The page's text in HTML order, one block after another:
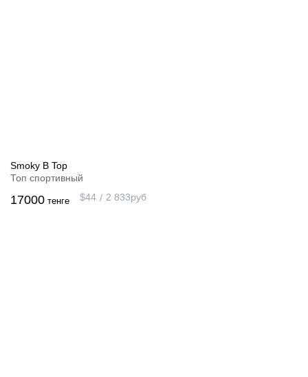
Smoky B Top
Топ спортивный
17000 тенге $44 2 833руб